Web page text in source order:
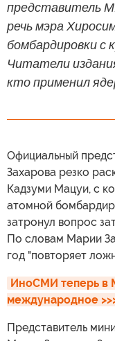
представитель
речь мэра
бомбардировки с
Читатели
кто применил
Официальный
Захарова резко
Кадзуми Мацуи, с
атомной
затронул вопрос
По словам Марии
год "повторяет
ИноСМИ теперь в
международное
Представитель